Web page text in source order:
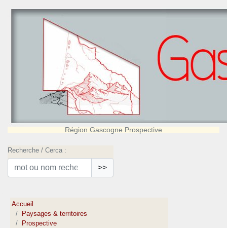
Région Gascogne Prospective
Recherche / Cerca :
>>
Accueil
Paysages & territoires
Prospective